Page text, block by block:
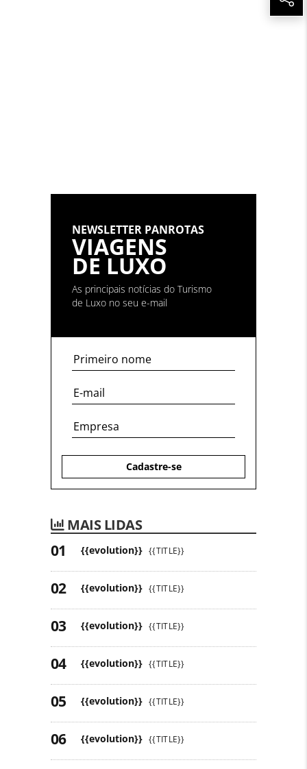
NEWSLETTER PANROTAS
VIAGENS
DE LUXO
As principais notícias do Turismo
de Luxo no seu e-mail
Cadastre-se
MAIS LIDAS
{{evolution}} {{TITLE}}
{{evolution}} {{TITLE}}
{{evolution}} {{TITLE}}
{{evolution}} {{TITLE}}
{{evolution}} {{TITLE}}
{{evolution}} {{TITLE}}